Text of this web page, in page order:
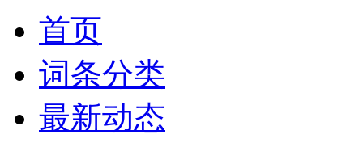
首页
词条分类
最新动态